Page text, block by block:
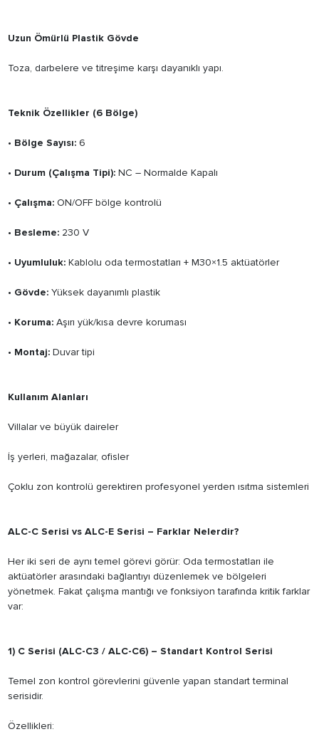
Uzun Ömürlü Plastik Gövde
Toza, darbelere ve titreşime karşı dayanıklı yapı.
Teknik Özellikler (6 Bölge)
• Bölge Sayısı:6
• Durum (Çalışma Tipi):NC – Normalde Kapalı
• Çalışma:ON/OFF bölge kontrolü
• Besleme:230 V
• Uyumluluk:Kablolu oda termostatları + M30×1.5 aktüatörler
• Gövde:Yüksek dayanımlı plastik
• Koruma:Aşırı yük/kısa devre koruması
• Montaj:Duvar tipi
Kullanım Alanları
Villalar ve büyük daireler
İş yerleri, mağazalar, ofisler
Çoklu zon kontrolü gerektiren profesyonel yerden ısıtma sistemleri
ALC-C Serisi vs ALC-E Serisi – Farklar Nelerdir?
Her iki seri de aynı temel görevi görür: Oda termostatları ile
aktüatörler arasındaki bağlantıyı düzenlemek ve bölgeleri
yönetmek. Fakat çalışma mantığı ve fonksiyon tarafında kritik farklar
var:
1) C Serisi (ALC-C3 / ALC-C6) – Standart Kontrol Serisi
Temel zon kontrol görevlerini güvenle yapan standart terminal
serisidir.
Özellikleri: